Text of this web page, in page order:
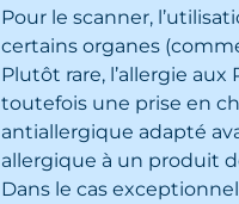
Pour le scanner,
certains organes
Plutôt rare, l’allergie
toutefois une prise en
antiallergique adapté
allergique à un produit
Dans le cas